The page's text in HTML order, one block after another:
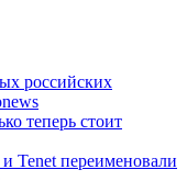
российских
теперь стоит
Tenet переименовали